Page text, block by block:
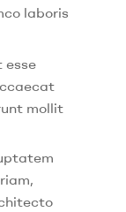
laboris
esse
mollit